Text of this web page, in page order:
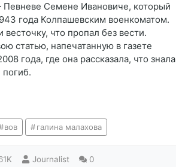
Певневе Семене Ивановиче, который
года Колпашевским военкоматом.
что пропал без вести.
статью, напечатанную в газете
года, где она рассказала, что знала
погиб.
вов галина малахова
Journalist 0